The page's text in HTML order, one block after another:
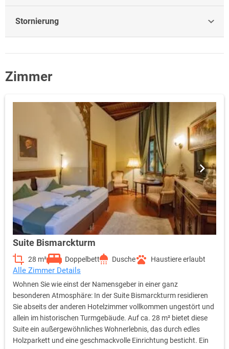
Stornierung
Zimmer
Suite Bismarckturm
28 m² Doppelbett Dusche Haustiere erlaubt
Alle Zimmer Details
Wohnen Sie wie einst der Namensgeber in einer ganz
besonderen Atmosphäre: In der Suite Bismarckturm residieren
Sie abseits der anderen Hotelzimmer vollkommen ungestört und
allein im historischen Turmgebäude. Auf ca. 28 m² bietet diese
Suite ein außergewöhnliches Wohnerlebnis, das durch edles
Holzparkett und eine geschmackvolle Einrichtung besticht. Ein